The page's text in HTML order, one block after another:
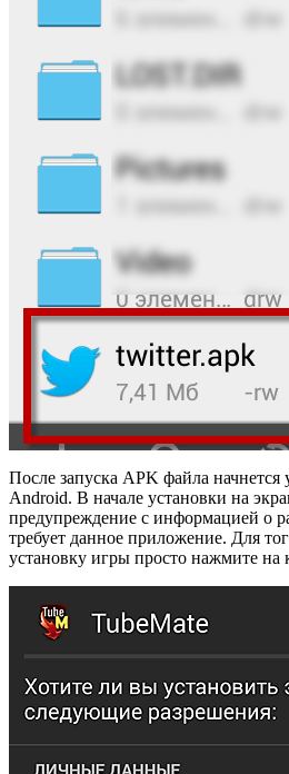
После запуска APK файла начнется
Android. В начале установки на
предупреждение с информацией о
требует данное приложение. Для
установку игры просто нажмите на